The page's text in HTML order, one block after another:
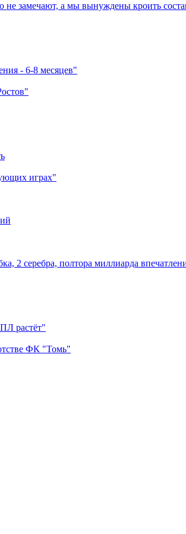
не замечают, а мы вынуждены кроить
- 6-8 месяцев"
играх"
2 серебра, полтора миллиарда
растёт"
ФК "Томь"